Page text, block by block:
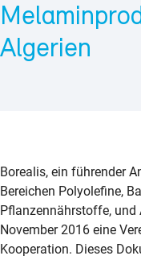
Algerien
Borealis, ein führender
Bereichen Polyolefine,
Pflanzennährstoffe, und
November 2016 eine
Kooperation. Dieses